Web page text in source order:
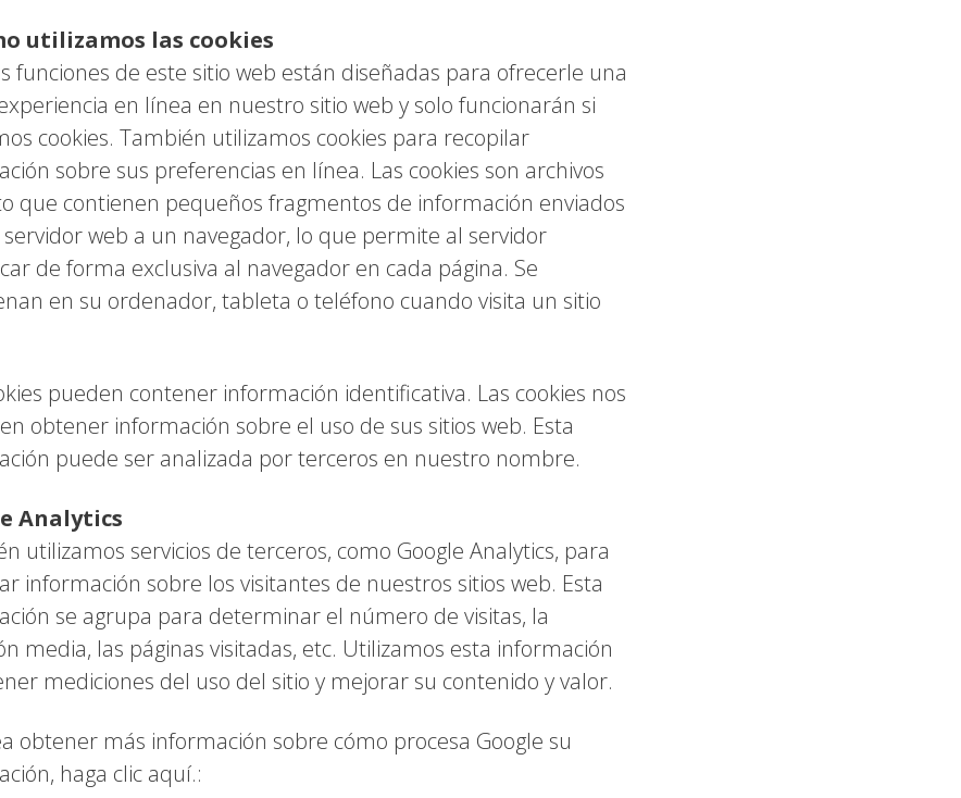
utilizamos las cookies
funciones de este sitio web están diseñadas para ofrecerle una
en línea en nuestro sitio web y solo funcionarán si
cookies. También utilizamos cookies para recopilar
sobre sus preferencias en línea. Las cookies son archivos
que contienen pequeños fragmentos de información enviados
web a un navegador, lo que permite al servidor
de forma exclusiva al navegador en cada página. Se
en su ordenador, tableta o teléfono cuando visita un sitio
pueden contener información identificativa. Las cookies nos
obtener información sobre el uso de sus sitios web. Esta
puede ser analizada por terceros en nuestro nombre.
Analytics
utilizamos servicios de terceros, como Google Analytics, para
información sobre los visitantes de nuestros sitios web. Esta
se agrupa para determinar el número de visitas, la
media, las páginas visitadas, etc. Utilizamos esta información
mediciones del uso del sitio y mejorar su contenido y valor.
obtener más información sobre cómo procesa Google su
haga clic aquí.: